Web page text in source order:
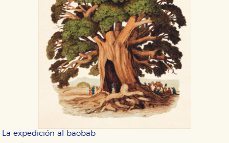
La expedición al baobab